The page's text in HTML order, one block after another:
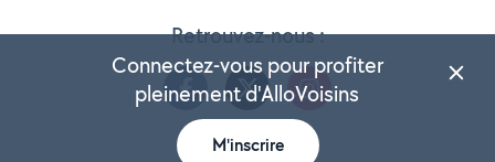
Retrouvez-nous :
Connectez-vous pour profiter
pleinement d'AlloVoisins
M'inscrire